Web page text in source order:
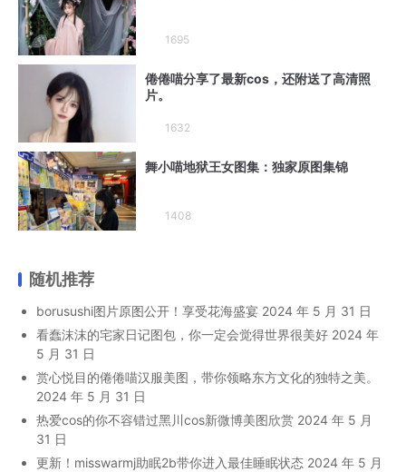
1695
倦倦喵分享了最新cos，还附送了高清照
片。
1632
舞小喵地狱王女图集：独家原图集锦
1408
随机推荐
borusushi图片原图公开！享受花海盛宴 2024 年 5 月 31 日
看蠢沫沫的宅家日记图包，你一定会觉得世界很美好 2024 年
5 月 31 日
赏心悦目的倦倦喵汉服美图，带你领略东方文化的独特之美。
2024 年 5 月 31 日
热爱cos的你不容错过黑川cos新微博美图欣赏 2024 年 5 月
31 日
更新！misswarmj助眠2b带你进入最佳睡眠状态 2024 年 5 月